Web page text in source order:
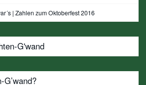
| Zahlen zum Oktoberfest 2016
G'wand
G’wand?